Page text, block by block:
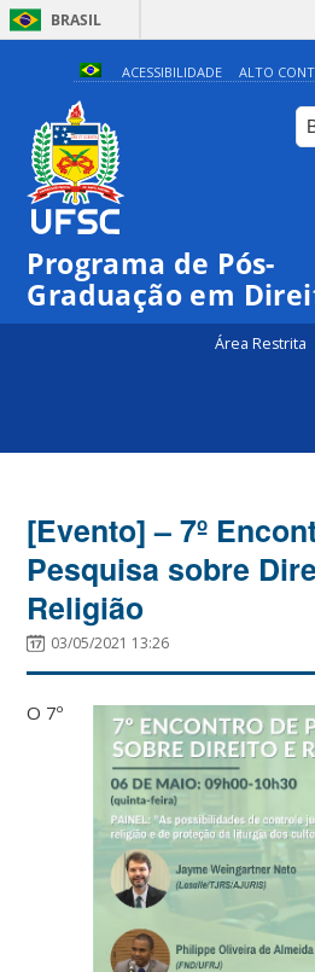
BRASIL
ACESSIBILIDADE ALTO
Programa de Pós-
Graduação em
Área Restrita
[Evento] – 7º
Pesquisa sobre
Religião
03/05/2021 13:26
O 7º